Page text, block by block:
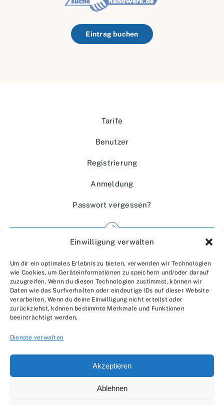
Einwilligung verwalten
Um dir ein optimales Erlebnis zu bieten, verwenden wir Technologien
wie Cookies, um Geräteinformationen zu speichern und/oder darauf
zuzugreifen. Wenn du diesen Technologien zustimmst, können wir
Daten wie das Surfverhalten oder eindeutige IDs auf dieser Website
verarbeiten. Wenn du deine Einwilligung nicht erteilst oder
zurückziehst, können bestimmte Merkmale und Funktionen
beeinträchtigt werden.
Dienste verwalten
Akzeptieren
Ablehnen
Eintrag buchen
Tarife
Benutzer
Registrierung
Anmeldung
Passwort vergessen?
Wir über uns
Kontakt
Datenschutzerklärung
© 2007 - 2026 •by Moveco